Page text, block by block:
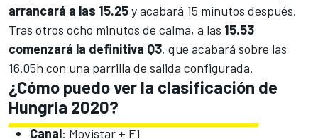
arrancará a las 15.25y acabará 15 minutos después.
Tras otros ocho minutos de calma, a las 15.53
comenzará la definitiva Q3, que acabará sobre las
16.05h con una parrilla de salida configurada.
¿Cómo puedo ver la clasificación de
Hungría 2020?
Canal: Movistar + F1